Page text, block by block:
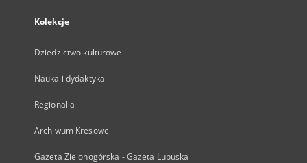
Kolekcje
Dziedzictwo kulturowe
Nauka i dydaktyka
Regionalia
Archiwum Kresowe
Gazeta Zielonogórska - Gazeta Lubuska